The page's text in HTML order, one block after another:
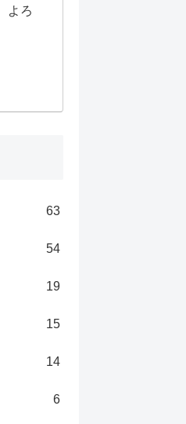
よろ
63
54
19
15
14
6